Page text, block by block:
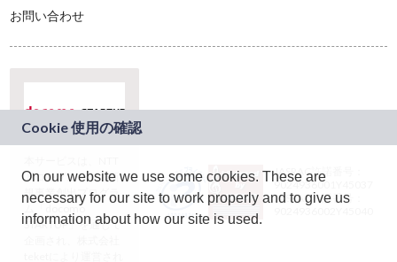
お問い合わせ
ドコモグループの新
規事業創出プログラ
ム「docomo
STARTUP」を通じて
JASRAC許諾番号：
9024936001Y45037
JASRAC許諾番号：
On our website we use some cookies. These are
necessary for our site to work properly and to give us
information about how our site is used.